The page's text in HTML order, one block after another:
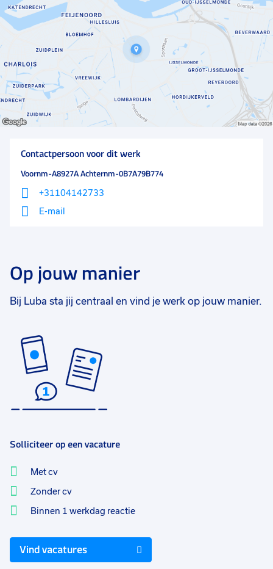
Contactpersoon voor dit werk
Voornm-A8927A Achternm-0B7A79B774
+31104142733
E-mail
Op jouw manier
Bij Luba sta jij centraal en vind je werk op jouw manier.
Solliciteer op een vacature
Met cv
Zonder cv
Binnen 1 werkdag reactie
Vind vacatures